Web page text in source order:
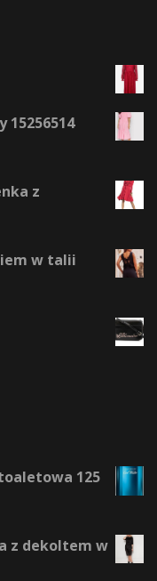
15256514
z
w talii
125
z dekoltem w